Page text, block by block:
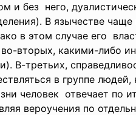
и без него,
В язычестве
в этом случае его
во-вторых, какими-либо
В-третьих,
в группе
человек отвечает по
вероучения по